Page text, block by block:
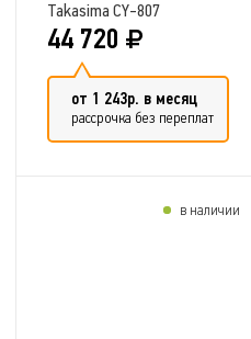
Takasima CY-807
44 720
от 1 243р. в месяц
рассрочка без переплат
в наличии